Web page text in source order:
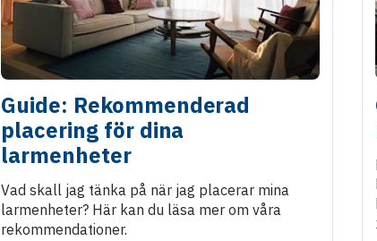
Guide: Rekommenderad
placering för dina
larmenheter
Vad skall jag tänka på när jag placerar mina
larmenheter? Här kan du läsa mer om våra
rekommendationer.